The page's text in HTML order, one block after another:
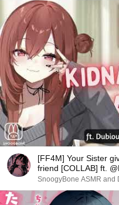
[FF4M] Your Sister
friend [COLLAB] ft.
SnoogyBone ASMR and